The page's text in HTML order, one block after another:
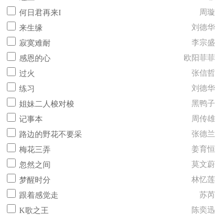
何日君再来I
周璇
来生缘
刘德华
寂寞难耐
李宗盛
感恩的心
欧阳菲菲
过火
张信哲
练习
刘德华
姐妹二人梭对梭
黑鸭子
记事本
周传雄
路边的野花不要采
张德兰
梅花三弄
姜育恒
忽然之间
莫文蔚
梦醒时分
林忆莲
跟着感觉走
苏芮
K歌之王
陈奕迅